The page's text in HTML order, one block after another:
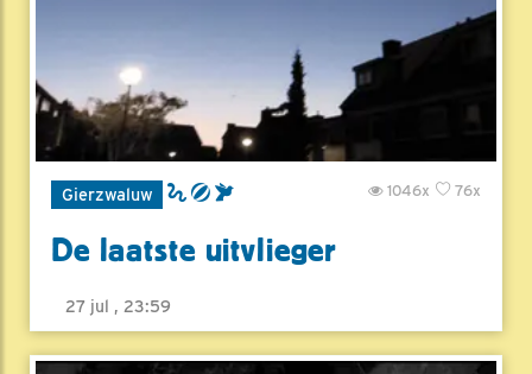
Gierzwaluw 76x
1046x
De laatste uitvlieger
27 jul , 23:59